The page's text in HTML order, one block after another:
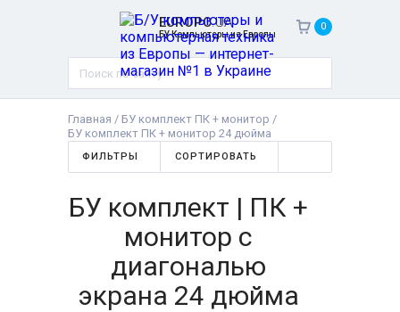
EUROPC.UA
БУ Компьютеры из Европы
0
Главная / БУ комплект ПК + монитор /
БУ комплект ПК + монитор 24 дюйма
ФИЛЬТРЫ СОРТИРОВАТЬ
БУ комплект | ПК +
монитор с
диагональю
экрана 24 дюйма